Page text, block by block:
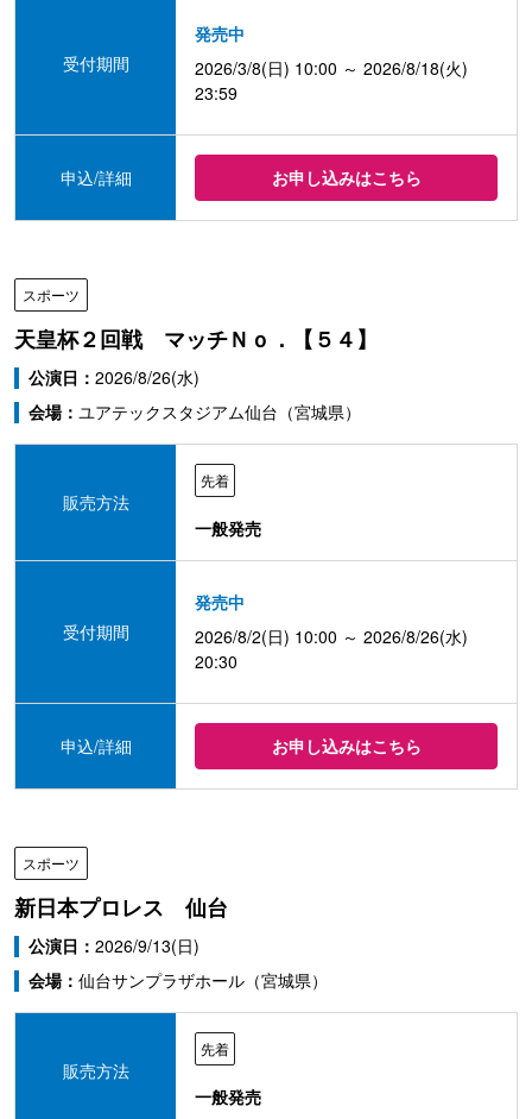
受付期間
発売中
2026/3/8(日) 10:00 ～ 2026/8/18(火)
23:59
申込/詳細 お申し込みはこちら
スポーツ
天皇杯２回戦 マッチＮｏ．【５４】
公演日： 2026/8/26(水)
会場： ユアテックスタジアム仙台（宮城県）
販売方法
先着
一般発売
受付期間
発売中
2026/8/2(日) 10:00 ～ 2026/8/26(水)
20:30
申込/詳細 お申し込みはこちら
スポーツ
新日本プロレス 仙台
公演日： 2026/9/13(日)
会場： 仙台サンプラザホール（宮城県）
販売方法
先着
一般発売